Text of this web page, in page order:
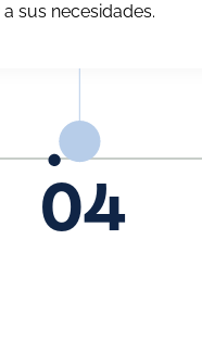
04
sus necesidades.